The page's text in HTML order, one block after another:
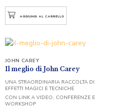
AGGIUNGI AL CARRELLO
Il meglio di John Carey
JOHN CAREY
UNA STRAORDINARIA RACCOLTA DI
EFFETTI MAGICI E TECNICHE
CON LINK A VIDEO, CONFERENZE E
WORKSHOP